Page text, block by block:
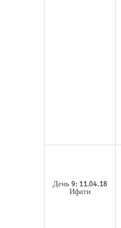
День 9: 11.04.18
Ифати